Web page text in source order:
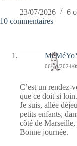
23/07/2026
6
10 commentaires
06/10/2024/
C’est un rendez-
que ce doit si loin.
Je suis, allée
petits enfants,
côté de
Bonne journée.